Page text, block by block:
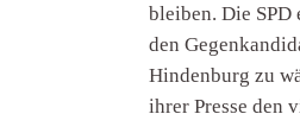
bleiben. Die
den
Hindenburg zu
ihrer Presse den